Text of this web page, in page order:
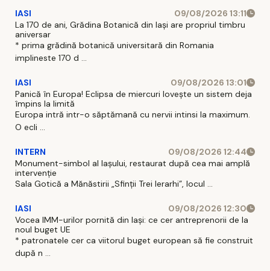
IASI
09/08/2026 13:11
La 170 de ani, Grădina Botanică din Iași are propriul timbru
aniversar
* prima grădină botanică universitară din Romania
implineste 170 d ...
IASI
09/08/2026 13:01
Panică în Europa! Eclipsa de miercuri lovește un sistem deja
împins la limită
Europa intră intr-o săptămană cu nervii intinsi la maximum.
O ecli ...
INTERN
09/08/2026 12:44
Monument-simbol al Iaşului, restaurat după cea mai amplă
intervenţie
Sala Gotică a Mănăstirii „Sfinţii Trei Ierarhi”, locul ...
IASI
09/08/2026 12:30
Vocea IMM-urilor pornită din Iași: ce cer antreprenorii de la
noul buget UE
* patronatele cer ca viitorul buget european să fie construit
după n ...